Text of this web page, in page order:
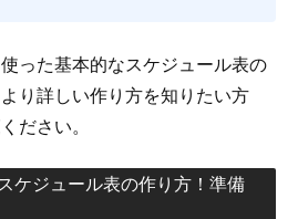
った基本的なスケジュール表の
り詳しい作り方を知りたい方
ださい。
ケジュール表の作り方！準備